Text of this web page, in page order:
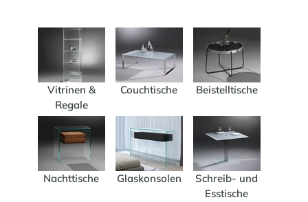
Vitrinen &
Regale
Couchtische Beistelltische
Nachttische Glaskonsolen
Schreib- und
Esstische